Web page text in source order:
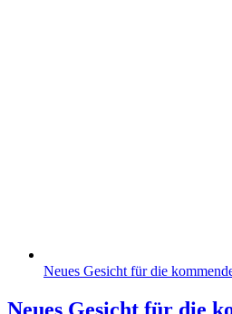
Neues Gesicht für die
Neues Gesicht für die